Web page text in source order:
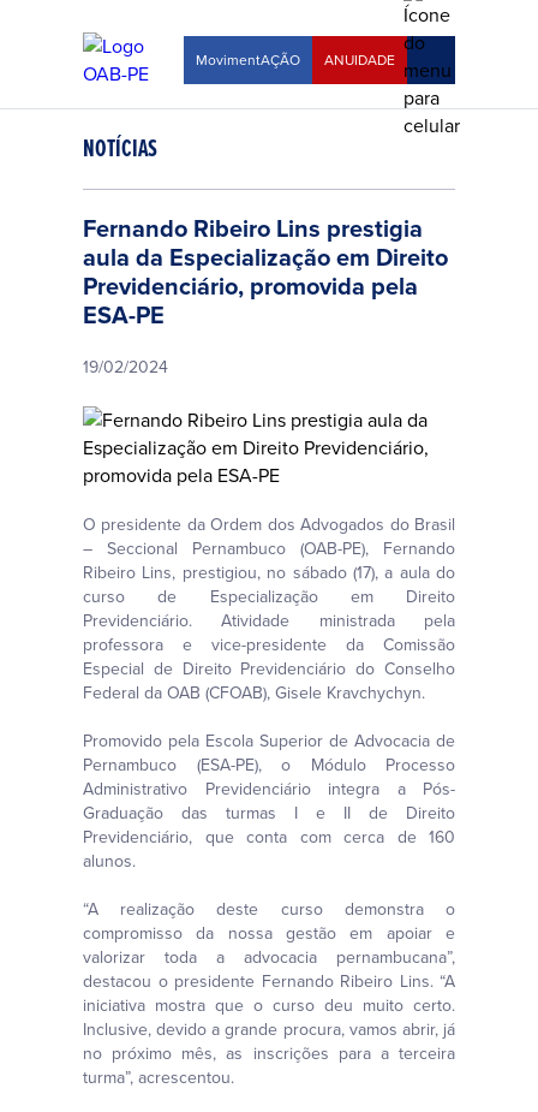
MovimentAÇÃO ANUIDADE
NOTÍCIAS
Fernando Ribeiro Lins prestigia
aula da Especialização em Direito
Previdenciário, promovida pela
ESA-PE
19/02/2024
O presidente da Ordem dos Advogados do Brasil
– Seccional Pernambuco (OAB-PE), Fernando
Ribeiro Lins, prestigiou, no sábado (17), a aula do
curso de Especialização em Direito
Previdenciário. Atividade ministrada pela
professora e vice-presidente da Comissão
Especial de Direito Previdenciário do Conselho
Federal da OAB (CFOAB), Gisele Kravchychyn.
Promovido pela Escola Superior de Advocacia de
Pernambuco (ESA-PE), o Módulo Processo
Administrativo Previdenciário integra a Pós-
Graduação das turmas I e II de Direito
Previdenciário, que conta com cerca de 160
alunos.
“A realização deste curso demonstra o
compromisso da nossa gestão em apoiar e
valorizar toda a advocacia pernambucana”,
destacou o presidente Fernando Ribeiro Lins. “A
iniciativa mostra que o curso deu muito certo.
Inclusive, devido a grande procura, vamos abrir, já
no próximo mês, as inscrições para a terceira
turma”, acrescentou.